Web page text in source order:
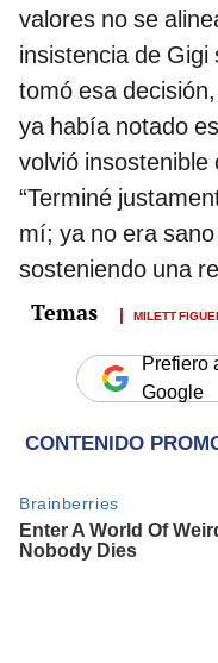
valores no se
insistencia de
tomó esa
ya había notado
volvió
“Terminé
mí; ya no era
sosteniendo una
MILETT
Prefiero
Google